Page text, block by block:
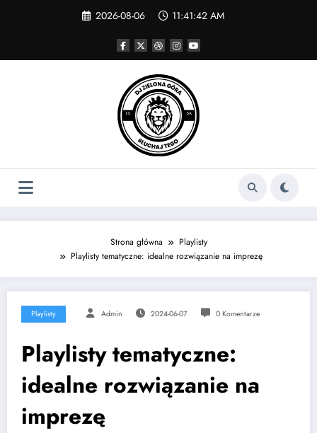
2026-08-06 11:41:42 AM
Strona główna
Playlisty
Playlisty tematyczne: idealne rozwiązanie na imprezę
Playlisty Admin 2024-06-07 0 Komentarze
Playlisty tematyczne:
idealne rozwiązanie na
imprezę